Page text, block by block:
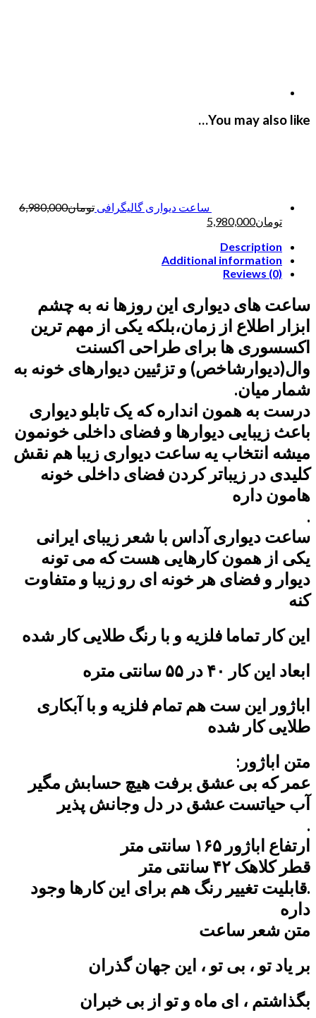
You may also like…
ساعت دیواری گالیگرافی تومان6,980,000
تومان5,980,000
Description
Additional information
Reviews (0)
ساعت های دیواری این روزها نه به چشم
ابزار اطلاع از زمان،بلکه یکی از مهم ترین
اکسسوری ها برای طراحی اکسنت
وال(دیوارشاخص) و تزئیین دیوارهای خونه به
شمار میان.
درست به همون انداره که یک تابلو دیواری
باعث زیبایی دیوارها و فضای داخلی خونمون
میشه انتخاب یه ساعت دیواری زیبا هم نقش
کلیدی در زیباتر کردن فضای داخلی خونه
هامون داره
.
ساعت دیواری آداس با شعر زیبای ایرانی
یکی از همون کارهایی هست که می تونه
دیوار و فضای هر خونه ای رو زیبا و متفاوت
کنه
این کار تماما فلزیه و با رنگ طلایی کار شده
ابعاد این کار ۴۰ در ۵۵ سانتی متره
اباژور‌ این ست هم تمام فلزیه و با آبکاری
طلایی کار شده
متن اباژور:
عمر که بی عشق برفت هیچ حسابش مگیر
آب حیاتست عشق در دل وجانش پذیر
.
ارتفاع اباژور ۱۶۵ سانتی متر
قطر کلاهک ۴۲ سانتی متر
.قابلیت تغییر رنگ هم برای این کارها وجود
داره
متن شعر ساعت
بر یاد تو ، بی تو ، این جهان گذران
بگذاشتم ، ای ماه و تو از بی خبران